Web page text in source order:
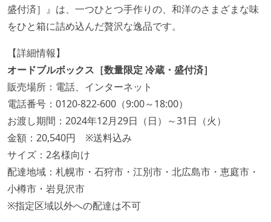
盛付済］』は、一つひとつ手作りの、和洋のさまざまな味
をひと箱に詰め込んだ贅沢な逸品です。
【詳細情報】
オードブルボックス［数量限定 冷蔵・盛付済］
販売場所：電話、インターネット
電話番号：0120-822-600（9:00～18:00）
お渡し期間：2024年12月29日（日）～31日（火）
金額：20,540円 ※送料込み
サイズ：2名様向け
配達地域：札幌市・石狩市・江別市・北広島市・恵庭市・
小樽市・岩見沢市
※指定区域以外への配達は不可